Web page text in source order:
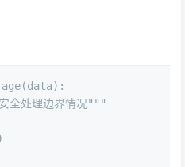
(data):
全处理边界情况"""